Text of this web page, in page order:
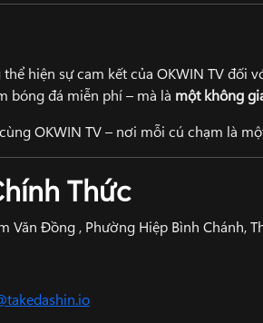
thể hiện sự cam kết của OKWIN TV đối
bóng đá miễn phí – mà là một không
OKWIN TV – nơi mỗi cú chạm là
Thức
Văn Đồng , Phường Hiệp Bình Chánh,